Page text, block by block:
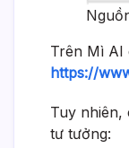
Trên Mì AI
https://
Tuy nhiên,
tư tưởng: